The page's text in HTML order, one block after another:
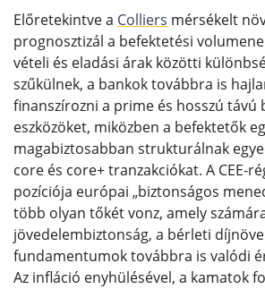
Előretekintve a Colliers mérsékelt
prognosztizál a befektetési
vételi és eladási árak közötti
szűkülnek, a bankok továbbra is
finanszírozni a prime és hosszú távú
eszközöket, miközben a befektetők
magabiztosabban strukturálnak
core és core+ tranzakciókat. A CEE-
pozíciója európai „biztonságos
több olyan tőkét vonz, amely
jövedelembiztonság, a bérleti
fundamentumok továbbra is valódi
Az infláció enyhülésével, a kamatok